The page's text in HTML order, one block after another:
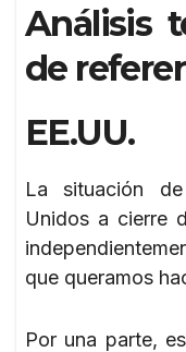
Análisis
de
EE.UU.
La situación
Unidos a cierre
que queramos
Por una parte,